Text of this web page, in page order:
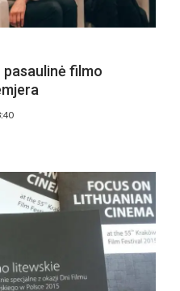
filmo